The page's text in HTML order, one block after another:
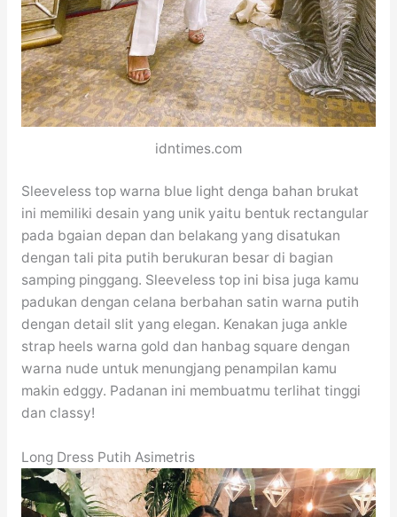
idntimes.com
Sleeveless top warna blue light denga bahan brukat
ini memiliki desain yang unik yaitu bentuk rectangular
pada bgaian depan dan belakang yang disatukan
dengan tali pita putih berukuran besar di bagian
samping pinggang. Sleeveless top ini bisa juga kamu
padukan dengan celana berbahan satin warna putih
dengan detail slit yang elegan. Kenakan juga ankle
strap heels warna gold dan hanbag square dengan
warna nude untuk menungjang penampilan kamu
makin edggy. Padanan ini membuatmu terlihat tinggi
dan classy!
Long Dress Putih Asimetris